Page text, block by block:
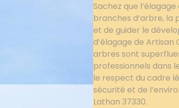
Sachez que
branches d’arbre, la
et de guider le
d’élagage de Artisan
arbres sont
professionnels dans
le respect du cadre
sécurité et de
Lathan 37330.